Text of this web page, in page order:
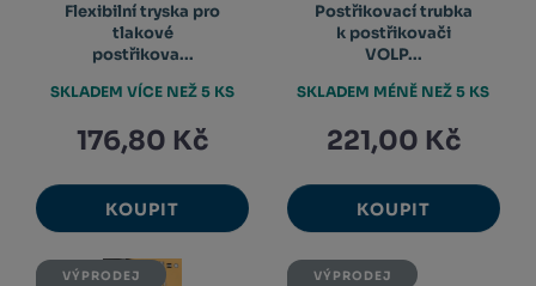
Flexibilní tryska pro
tlakové
postřikova...
176,80 Kč
KOUPIT
SKLADEM VÍCE NEŽ 5 KS
Postřikovací trubka
k postřikovači
VOLP...
221,00 Kč
KOUPIT
SKLADEM MÉNĚ NEŽ 5 KS
VÝPRODEJ VÝPRODEJ